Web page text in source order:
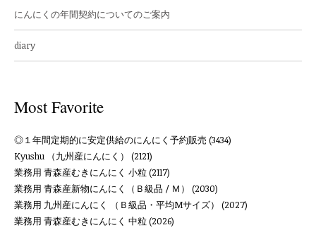
にんにくの年間契約についてのご案内
diary
Most Favorite
◎１年間定期的に安定供給のにんにく予約販売 (3434)
Kyushu （九州産にんにく）
(2121)
業務用 青森産むきにんにく 小粒(2117)
業務用 青森産新物にんにく（Ｂ級品 / Ｍ）
(2030)
業務用 九州産にんにく （Ｂ級品・平均Mサイズ）
(2027)
業務用 青森産むきにんにく 中粒(2026)